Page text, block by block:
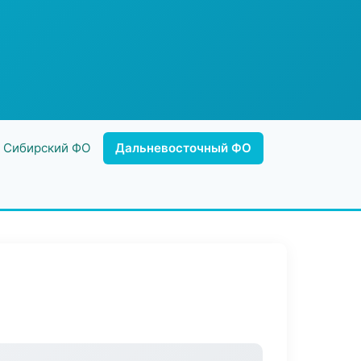
Сибирский ФО Дальневосточный ФО